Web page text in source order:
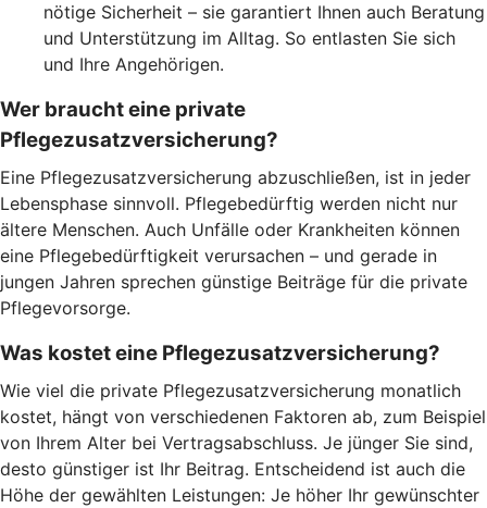
nötige Sicherheit – sie garantiert Ihnen auch Beratung
und Unterstützung im Alltag. So entlasten Sie sich
und Ihre Angehörigen.
Wer braucht eine private
Pflegezusatzversicherung?
Eine Pflegezusatzversicherung abzuschließen, ist in jeder
Lebensphase sinnvoll. Pflegebedürftig werden nicht nur
ältere Menschen. Auch Unfälle oder Krankheiten können
eine Pflegebedürftigkeit verursachen – und gerade in
jungen Jahren sprechen günstige Beiträge für die private
Pflegevorsorge.
Was kostet eine Pflegezusatzversicherung?
Wie viel die private Pflegezusatzversicherung monatlich
kostet, hängt von verschiedenen Faktoren ab, zum Beispiel
von Ihrem Alter bei Vertragsabschluss. Je jünger Sie sind,
desto günstiger ist Ihr Beitrag. Entscheidend ist auch die
Höhe der gewählten Leistungen: Je höher Ihr gewünschter